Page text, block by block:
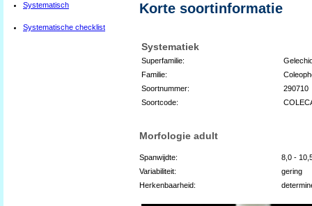
Systematisch
Systematische checklist
Korte soortinformatie
Systematiek
Superfamilie:
Familie:
Soortnummer:
290710
Soortcode:
Morfologie adult
Spanwijdte:
8,0 -
Variabiliteit:
gering
Herkenbaarheid: